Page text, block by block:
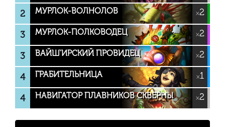
2 МУРЛОК-ВОЛНОЛОВ ×2
3 МУРЛОК-ПОЛКОВОДЕЦ ×2
3 ВАЙШ'ИРСКИЙ ПРОВИДЕЦ ×2
4 ГРАБИТЕЛЬНИЦА ×1
4 НАВИГАТОР ПЛАВНИКОВ СКВЕРНЫ ×2